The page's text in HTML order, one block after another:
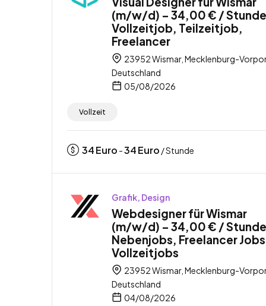
(m/w/d) – 34,00 € /
Vollzeitjob, Teilzeitjob,
Freelancer
23952 Wismar, Mecklenburg-
Deutschland
05/08/2026
Vollzeit
34Euro -34Euro / Stunde
Grafik, Design
Webdesigner für Wismar
(m/w/d) – 34,00 € /
Nebenjobs, Freelancer
Vollzeitjobs
23952 Wismar, Mecklenburg-
Deutschland
04/08/2026